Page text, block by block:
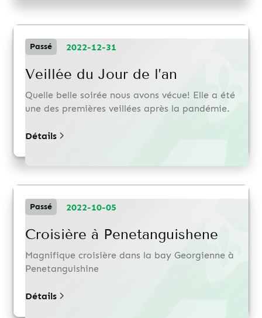
Passé 2022-12-31
Veillée du Jour de l’an
Quelle belle soirée nous avons vécue! Elle a été
une des premières veillées après la pandémie.
Détails
Passé 2022-10-05
Croisière à Penetanguishene
Magnifique croisière dans la bay Georgienne à
Penetanguishine
Détails